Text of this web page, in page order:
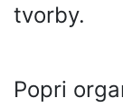
tvorby.
Popri